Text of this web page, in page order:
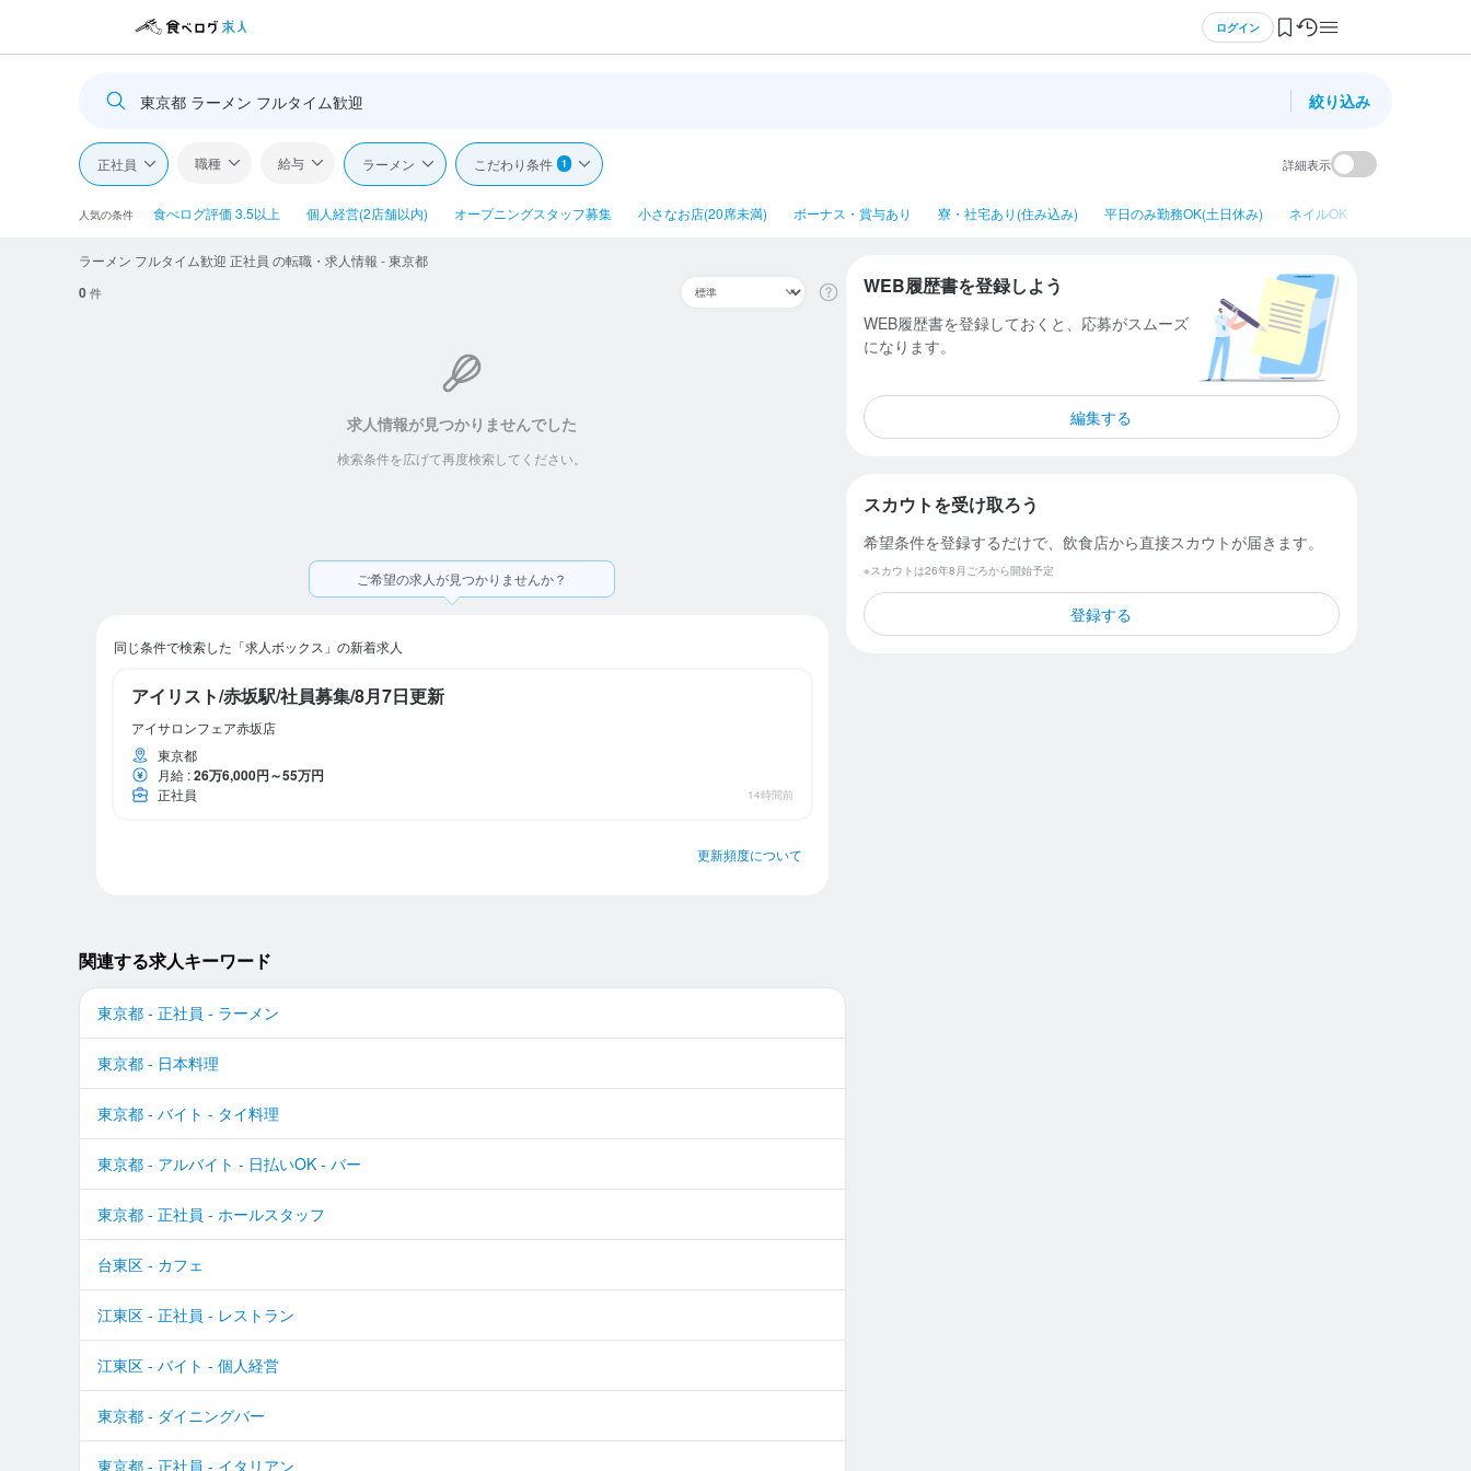
ログイン
東京都 ラーメン フルタイム歓迎 絞り込み
正社員 職種 給与 ラーメン こだわり条件 1 詳細表示
人気の条件 食べログ評価 3.5以上 個人経営(2店舗以内) オープニングスタッフ募集 小さなお店(20席未満) ボーナス・賞与あり 寮・社宅あり(住み込み) 平日のみ勤務OK(土日休み) ネイルOK
ラーメン フルタイム歓迎 正社員 の転職・求人情報 - 東京都
0件
求人情報が見つかりませんでした
検索条件を広げて再度検索してください。
ご希望の求人が見つかりませんか？
同じ条件で検索した「求人ボックス」の新着求人
アイリスト/赤坂駅/社員募集/8月7日更新
アイサロンフェア赤坂店
東京都
月給 :26万6,000円～55万円
正社員 14時間前
更新頻度について
関連する求人キーワード
東京都 - 正社員 - ラーメン
東京都 - 日本料理
東京都 - バイト - タイ料理
東京都 - アルバイト - 日払いOK - バー
東京都 - 正社員 - ホールスタッフ
台東区 - カフェ
江東区 - 正社員 - レストラン
江東区 - バイト - 個人経営
東京都 - ダイニングバー
東京都 - 正社員 - イタリアン
WEB履歴書を登録しよう
WEB履歴書を登録しておくと、応募がスムーズ
になります。
編集する
スカウトを受け取ろう
希望条件を登録するだけで、飲食店から直接スカウトが届きます。
※スカウトは26年8月ごろから開始予定
登録する